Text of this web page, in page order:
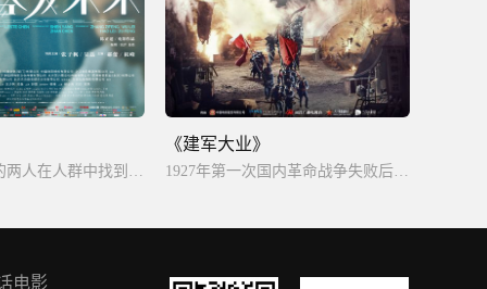
心灵电波同频的两人在人群中找到孤独的同类，并在未解的青春里，携手面对校园、家庭生活中的种种困惑难题。
《建军大业》
1927年第一次国内革命战争失败后，中国共产党挽救革命，于当年8月1日在江西南昌举行八一南昌起义，从而创建中国共产党领导的人民军队的故事。
电影